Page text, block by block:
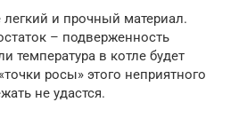
легкий и прочный материал.
– подверженность
температура в котле будет
росы» этого неприятного
не удастся.